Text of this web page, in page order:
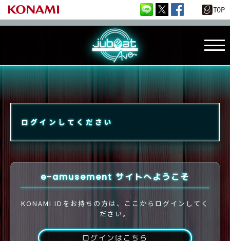
ログインしてください
e-amusement サイトへようこそ
KONAMI IDをお持ちの方は、ここからログインしてく
ださい。
ログインはこちら